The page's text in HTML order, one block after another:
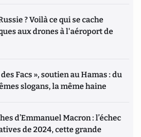
? Voilà ce qui se cache
aux drones à l'aéroport de
Facs », soutien au Hamas : du
slogans, la même haine
d’Emmanuel Macron : l’échec
de 2024, cette grande